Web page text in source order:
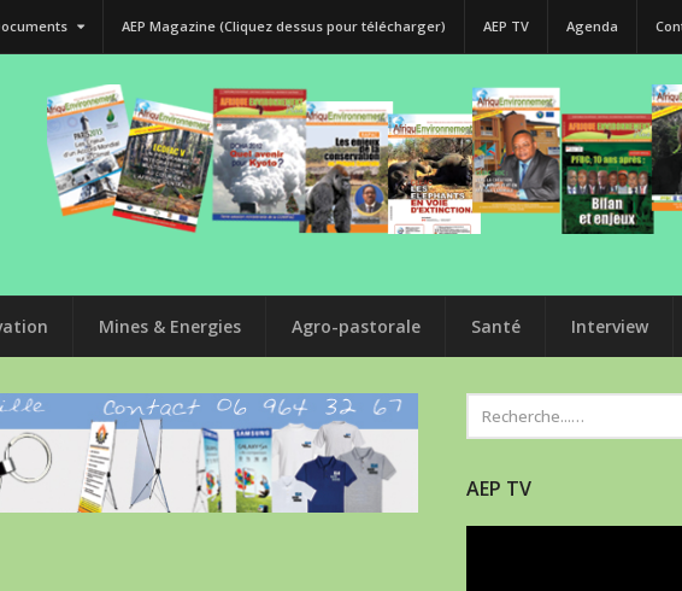
AEP Magazine (Cliquez dessus pour télécharger) AEP TV Agenda
Mines & Energies Agro-pastorale Santé Interview
AEP TV